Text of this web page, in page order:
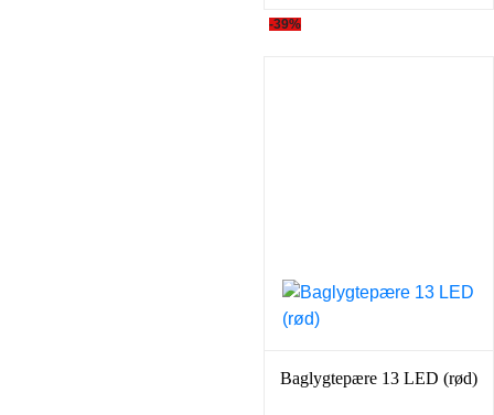
-39%
Baglygtepære 13 LED (rød)